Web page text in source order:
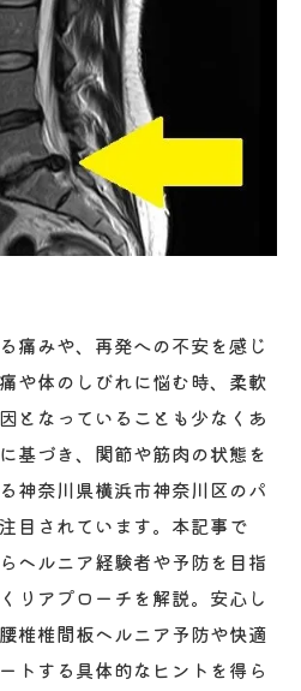
痛みや、再発への不安を感じ
や体のしびれに悩む時、柔軟
となっていることも少なくあ
基づき、関節や筋肉の状態を
神奈川県横浜市神奈川区のパ
目されています。本記事で
ヘルニア経験者や予防を目指
りアプローチを解説。安心し
椎椎間板ヘルニア予防や快適
トする具体的なヒントを得ら